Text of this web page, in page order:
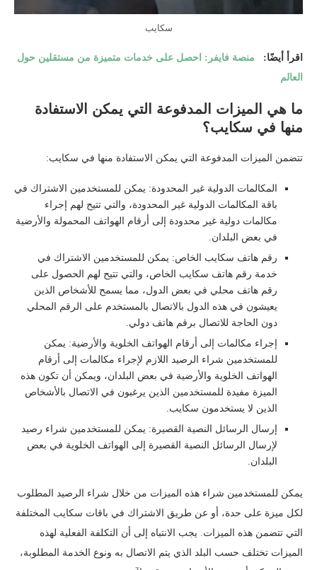
سكايب
اقرأ أيضًا:
منصة فايفر: احصل على خدمات متميزة من مستقلين حول
العالم
ما هي الميزات المدفوعة التي يمكن الاستفادة
منها في سكايب؟
تتضمن الميزات المدفوعة التي يمكن الاستفادة منها في سكايب:
المكالمات الدولية غير المحدودة: يمكن للمستخدمين الاشتراك في
باقة المكالمات الدولية غير المحدودة، والتي تتيح لهم إجراء
مكالمات دولية غير محدودة إلى أرقام الهواتف المحمولة والأرضية
في بعض البلدان.
رقم هاتف سكايب الخاص: يمكن للمستخدمين الاشتراك في
خدمة رقم هاتف سكايب الخاص، والتي تتيح لهم الحصول على
رقم هاتف محلي في بعض الدول، مما يسمح للأشخاص الذين
يعيشون في هذه الدول بالاتصال بالمستخدم على الرقم المحلي
دون الحاجة للاتصال برقم هاتف دولي.
إجراء مكالمات إلى أرقام الهواتف الخلوية والأرضية: يمكن
للمستخدمين شراء الرصيد اللازم لإجراء مكالمات إلى أرقام
الهواتف الخلوية والأرضية في بعض البلدان، ويمكن أن تكون هذه
الميزة مفيدة للمستخدمين الذين يرغبون في الاتصال بالأشخاص
الذين لا يستخدمون سكايب.
إرسال الرسائل النصية القصيرة: يمكن للمستخدمين شراء رصيد
لإرسال الرسائل النصية القصيرة إلى الهواتف الخلوية في بعض
البلدان.
يمكن للمستخدمين شراء هذه الميزات من خلال شراء الرصيد المطلوب
لكل ميزة على حدة، أو عن طريق الاشتراك في باقات سكايب المختلفة
التي تتضمن هذه الميزات. يجب الانتباه إلى أن التكلفة الفعلية لهذه
الميزات تختلف حسب البلد الذي يتم الاتصال به ونوع الخدمة المطلوبة،